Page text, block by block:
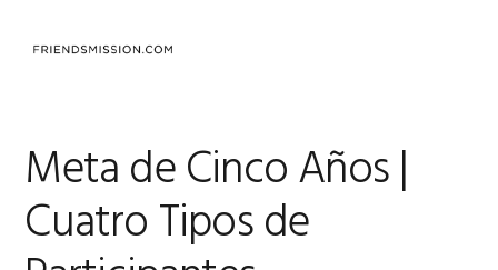
Meta de Cinco Años |
Cuatro Tipos de